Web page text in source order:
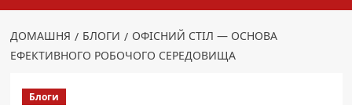
ДОМАШНЯ БЛОГИ
ОФІСНИЙ СТІЛ — ОСНОВА
ЕФЕКТИВНОГО РОБОЧОГО СЕРЕДОВИЩА
Блоги